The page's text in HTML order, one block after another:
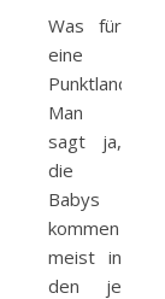
Was für
eine
Punktlandung!
Man
sagt ja,
die
Babys
kommen
meist in
den je